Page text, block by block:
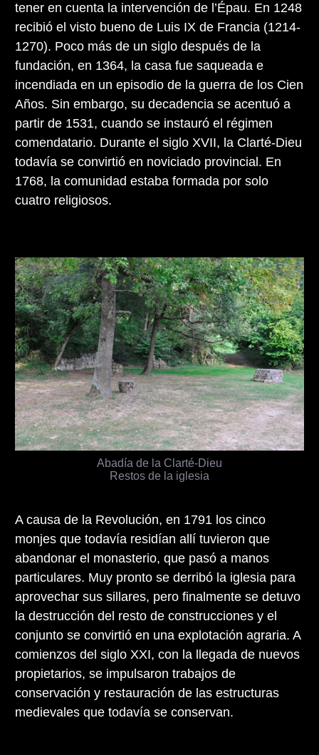
tener en cuenta la intervención de l’Épau. En 1248
recibió el visto bueno de Luis IX de Francia (1214-
1270). Poco más de un siglo después de la
fundación, en 1364, la casa fue saqueada e
incendiada en un episodio de la guerra de los Cien
Años. Sin embargo, su decadencia se acentuó a
partir de 1531, cuando se instauró el régimen
comendatario. Durante el siglo XVII, la Clarté-Dieu
todavía se convirtió en noviciado provincial. En
1768, la comunidad estaba formada por solo
cuatro religiosos.
A causa de la Revolución, en 1791 los cinco
monjes que todavía residían allí tuvieron que
abandonar el monasterio, que pasó a manos
particulares. Muy pronto se derribó la iglesia para
aprovechar sus sillares, pero finalmente se detuvo
la destrucción del resto de construcciones y el
conjunto se convirtió en una explotación agraria. A
comienzos del siglo XXI, con la llegada de nuevos
propietarios, se impulsaron trabajos de
conservación y restauración de las estructuras
medievales que todavía se conservan.
Abadía de la Clarté-Dieu
Restos de la iglesia